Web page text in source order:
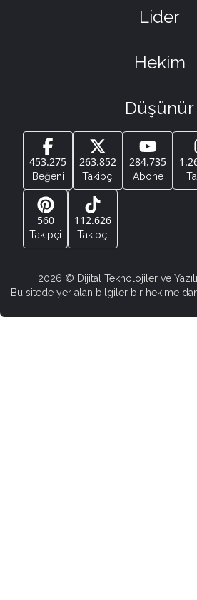
Lider
Hekim
Düşünür
453.275
Beğeni
263.852
Takipçi
284.735
Abone
560
Takipçi
112.626
Takipçi
2026 © Dijital Teknolojiler ve
Bu sitede yer alan bilgiler bir hekime